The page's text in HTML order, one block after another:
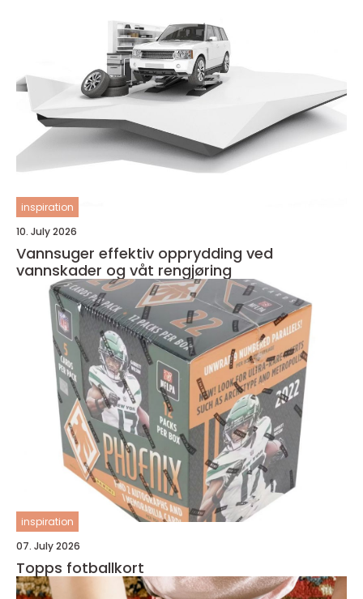
inspiration
10. July 2026
Vannsuger effektiv opprydding ved
vannskader og våt rengjøring
inspiration
07. July 2026
Topps fotballkort